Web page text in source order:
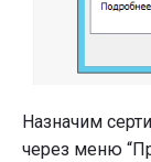
Назначим
через меню